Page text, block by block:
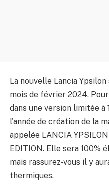
La nouvelle Lancia
mois de février 2024.
dans une version limitée à
l'année de création de la
appelée LANCIA
EDITION. Elle sera 100%
mais rassurez-vous il y
thermiques.